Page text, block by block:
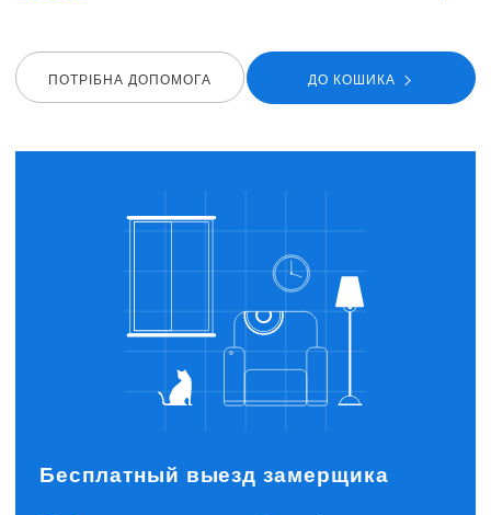
ПОТРIБНА ДОПОМОГА ДО КОШИКА
Бесплатный выезд замерщика